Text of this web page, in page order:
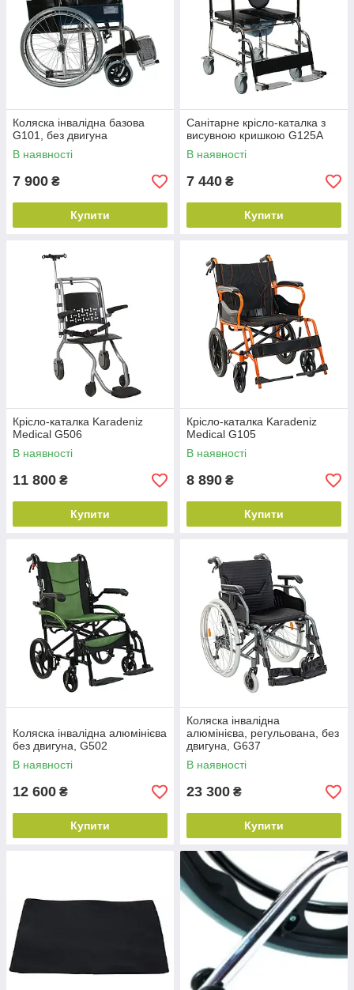
Коляска інвалідна базова
G101, без двигуна
В наявності
7 900 ₴
Купити
Санітарне крісло-каталка з
висувною кришкою G125A
В наявності
7 440 ₴
Купити
Крісло-каталка Karadeniz
Medical G506
В наявності
11 800 ₴
Купити
Крісло-каталка Karadeniz
Medical G105
В наявності
8 890 ₴
Купити
Коляска інвалідна алюмінієва
без двигуна, G502
В наявності
12 600 ₴
Купити
Коляска інвалідна
алюмінієва, регульована, без
двигуна, G637
В наявності
23 300 ₴
Купити